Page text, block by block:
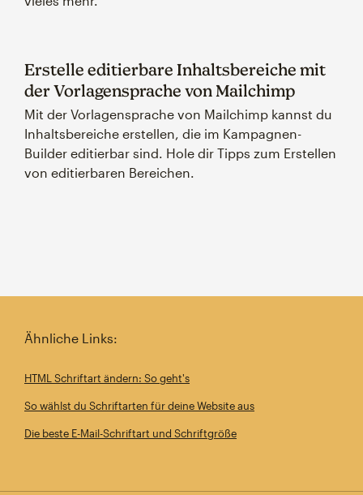
Erstelle editierbare Inhaltsbereiche mit
der Vorlagensprache von Mailchimp
Mit der Vorlagensprache von Mailchimp kannst du
Inhaltsbereiche erstellen, die im Kampagnen-
Builder editierbar sind. Hole dir Tipps zum Erstellen
von editierbaren Bereichen.
Ähnliche Links:
HTML Schriftart ändern: So geht's
So wählst du Schriftarten für deine Website aus
Die beste E-Mail-Schriftart und Schriftgröße